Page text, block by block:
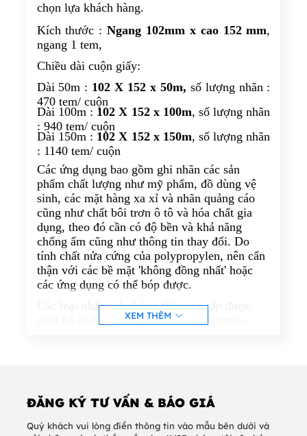
chọn lựa khách hàng.
Kích thước :Ngang 102mm x cao 152 mm,
ngang 1 tem,
Chiều dài cuộn giấy:
Dài 50m : 102 X 152 x 50m, số lượng nhãn :
470 tem/ cuộn
Dài 100m : 102 X 152 x 100m, số lượng nhãn
: 940 tem/ cuộn
Dài 150m : 102 X 152 x 150m, số lượng nhãn
: 1140 tem/ cuộn
Các ứng dụng bao gồm ghi nhãn các sản
phẩm chất lượng như mỹ phẩm, đồ dùng vệ
sinh, các mặt hàng xa xỉ và nhãn quảng cáo
cũng như chất bôi trơn ô tô và hóa chất gia
dụng, theo đó cần có độ bền và khả năng
chống ẩm cũng như thông tin thay đổi. Do
tính chất nửa cứng của polypropylen, nên cẩn
thận với các bề mặt 'không đồng nhất' hoặc
các ứng dụng có thể bóp được.
Các loại nhãn mà chúng tôi cung cấp được
thiết kế để hoạt động với Zebra, Datamax,
thương hiệu :Avery Dennison ( Fasson
XEM THÊM
ĐĂNG KÝ TƯ VẤN & BÁO GIÁ
Quý khách vui lòng điền thông tin vào mẫu bên dưới và